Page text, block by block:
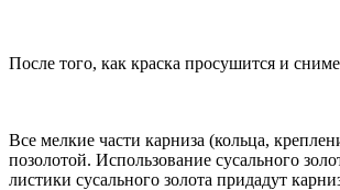
После того, как краска просушится и
Все мелкие части карниза (кольца,
позолотой. Использование сусального
листики сусального золота придадут